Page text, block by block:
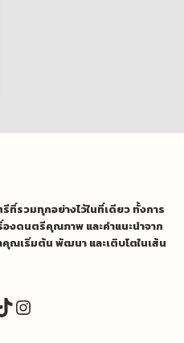
รวมทุกอย่างไว้ในที่เดียว ทั้งการ
งดนตรีคุณภาพ และคำแนะนำจาก
เริ่มต้น พัฒนา และเติบโตในเส้น
Instagram